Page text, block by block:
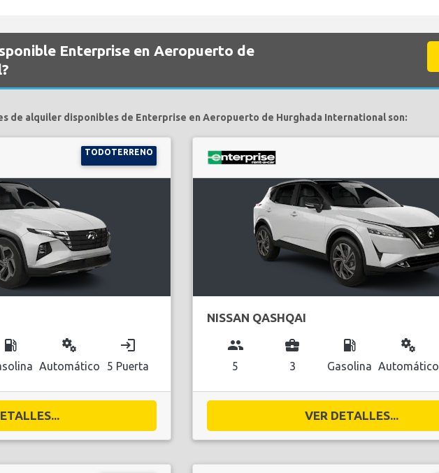
Enterprise en Aeropuerto de
de alquiler disponibles de Enterprise en Aeropuerto de Hurghada International son:
TODOTERRENO
local_gas_station miscellaneous_services
Automático
login
5 Puerta
NISSAN QASHQAI
group
5
business_center
3
local_gas_station
Gasolina
miscellaneous_services
Automático
VER DETALLES...